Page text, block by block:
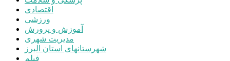
اقتصادی
ورزشی
آموزش و پرورش
مدیریت شهری
شهرستانهای استان البرز
فیلم